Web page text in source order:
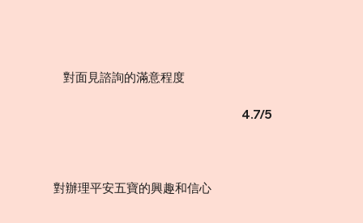
對面見諮詢的滿意程度
4.7/5
對辦理平安五寶的興趣和信心